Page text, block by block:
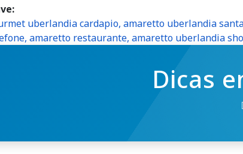
uberlandia cardapio, amaretto uberlandia
amaretto restaurante, amaretto uberlandia
Dicas